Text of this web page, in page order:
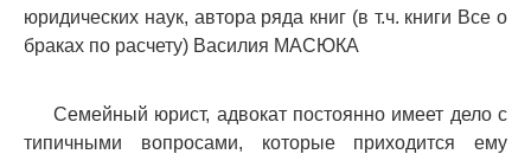
юридических наук, автора ряда книг (в т.ч. книги Все о
браках по расчету) Василия МАСЮКА
Семейный юрист, адвокат постоянно имеет дело с
типичными вопросами, которые приходится ему